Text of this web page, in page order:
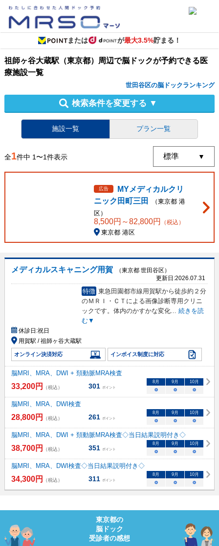
または が最大3.5%貯まる！
祖師ヶ谷大蔵駅（東京都）周辺で脳ドックが予約できる医
療施設一覧
世田谷区の脳ドックランキング
検索条件を変更する ▼
施設一覧 プラン一覧
全1件中 1〜1件表示
広告
MYメディカルクリ
ニック田町三田
（東京都 港
区）
8,500円～82,800円 （税込）
東京都 港区
メディカルスキャニング用賀
（東京都 世田谷区）
更新日:2026.07.31
特徴 東急田園都市線用賀駅から徒歩約２分
のＭＲＩ・ＣＴによる画像診断専用クリニ
ックです。体内のかすかな変化... 続きを読
む▼
休診日:祝日
用賀駅 / 祖師ヶ谷大蔵駅
オンライン決済対応 インボイス制度に対応
脳MRI、MRA、DWI + 頚動脈MRA検査
33,200円 （税込） 301 ポイント
8月 9月 10月
○ ○ ○
脳MRI、MRA、DWI検査
28,800円 （税込） 261 ポイント
8月 9月 10月
○ ○ ○
脳MRI、MRA、DWI + 頚動脈MRA検査◇当日結果説明付き◇
38,700円 （税込） 351 ポイント
8月 9月 10月
○ ○ ○
脳MRI、MRA、DWI検査◇当日結果説明付き◇
34,300円 （税込） 311 ポイント
8月 9月 10月
○ ○ ○
東京都の
脳ドック
受診者の感想